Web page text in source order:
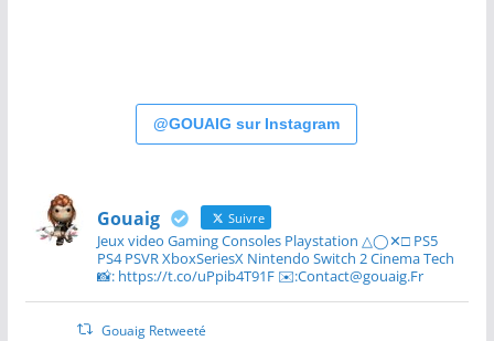
@GOUAIG sur Instagram
Gouaig Suivre
Jeux video Gaming Consoles Playstation △◯✕□ PS5
PS4 PSVR XboxSeriesX Nintendo Switch 2 Cinema Tech
📸: https://t.co/uPpib4T91F ✉️:Contact@gouaig.Fr
Gouaig Retweeté